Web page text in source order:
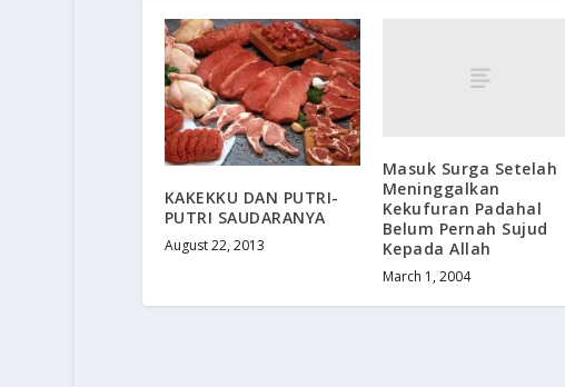
KAKEKKU DAN PUTRI-
PUTRI SAUDARANYA
August 22, 2013
Masuk Surga Setelah
Meninggalkan
Kekufuran Padahal
Belum Pernah Sujud
Kepada Allah
March 1, 2004